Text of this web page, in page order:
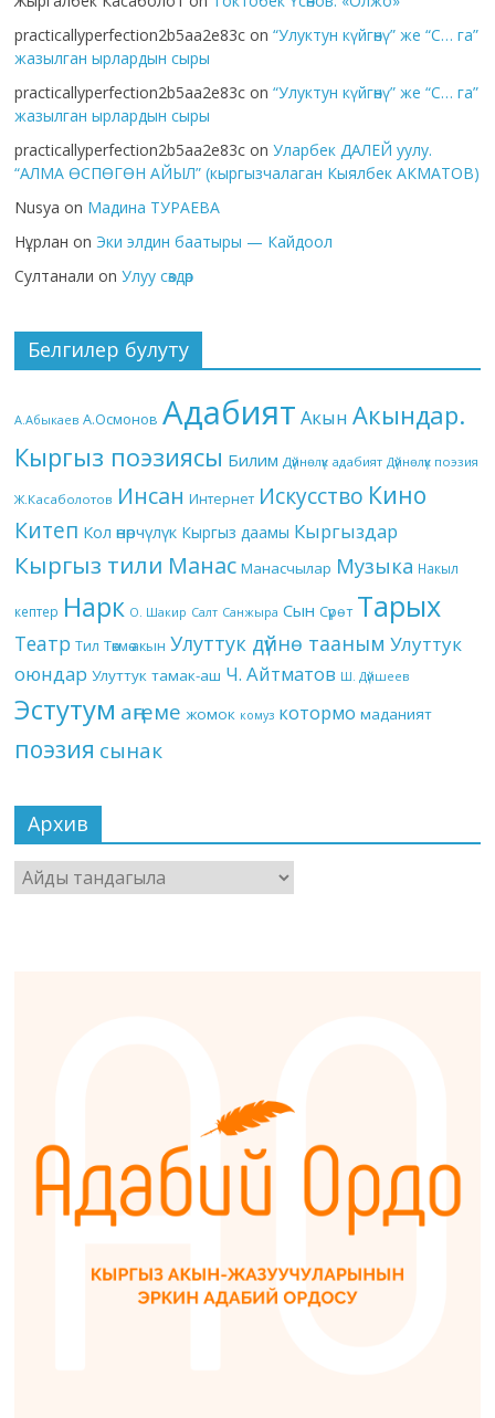
practicallyperfection2b5aa2e83c on“Улуктун күйгөнү” же “С… га”
жазылган ырлардын сыры
practicallyperfection2b5aa2e83c on“Улуктун күйгөнү” же “С… га”
жазылган ырлардын сыры
practicallyperfection2b5aa2e83c onУларбек ДАЛЕЙ уулу.
“АЛМА ӨСПӨГӨН АЙЫЛ” (кыргызчалаган Кыялбек АКМАТОВ)
Nusya on Мадина ТУРАЕВА
Нұрлан on Эки элдин баатыры — Кайдоол
Султанали onУлуу сөздөр
Белгилер булуту
А.Абыкаев А.Осмонов Адабият Акын Акындар.
Кыргыз поэзиясы Билим Дүйнөлүк адабият Дүйнөлүк поэзия
Ж.Касаболотов Инсан Интернет Искусство Кино
Китеп Кол өнөрчүлүк Кыргыз даамы Кыргыздар
Кыргыз тили Манас Манасчылар Музыка Накыл
кептер Нарк О. Шакир Салт Санжыра Сын Сүрөт Тарых
Театр Тил Төкмө акын Улуттук дүйнө тааным Улуттук
оюндар Улуттук тамак-аш Ч. Айтматов Ш. Дүйшеев
Эстутум аңгеме жомок комуз котормо маданият
поэзия сынак
Архив
Архив